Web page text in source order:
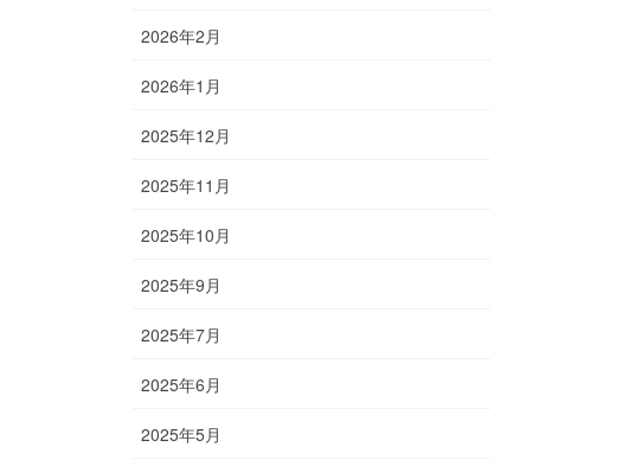
2026年2月
2026年1月
2025年12月
2025年11月
2025年10月
2025年9月
2025年7月
2025年6月
2025年5月